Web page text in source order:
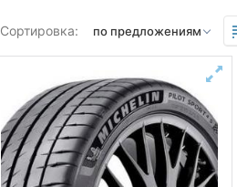
Сортировка: